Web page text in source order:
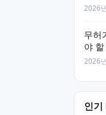
2026
무허
야
2026
인기